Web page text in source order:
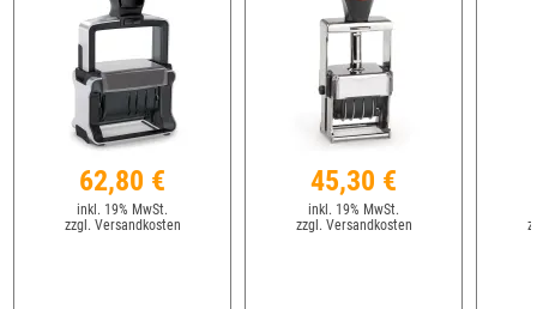
62,80 €
inkl. 19% MwSt.
zzgl. Versandkosten
45,30 €
inkl. 19% MwSt.
zzgl. Versandkosten